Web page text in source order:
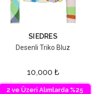
SIEDRES
Desenli Triko Bluz
10,000 ₺
2 ve Üzeri Alımlarda %25